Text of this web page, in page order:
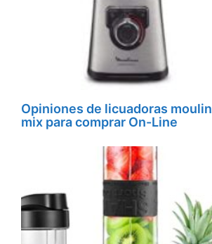
Opiniones de licuadoras
mix para comprar On-Line